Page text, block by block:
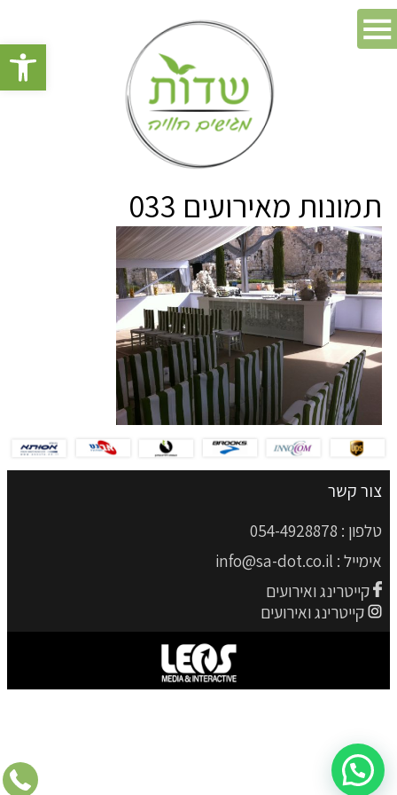
פתח
תמונות מאירועים 033
צור קשר
טלפון : 054-4928878
אימייל : info@sa-dot.co.il
קייטרינג ואירועים
קייטרינג ואירועים